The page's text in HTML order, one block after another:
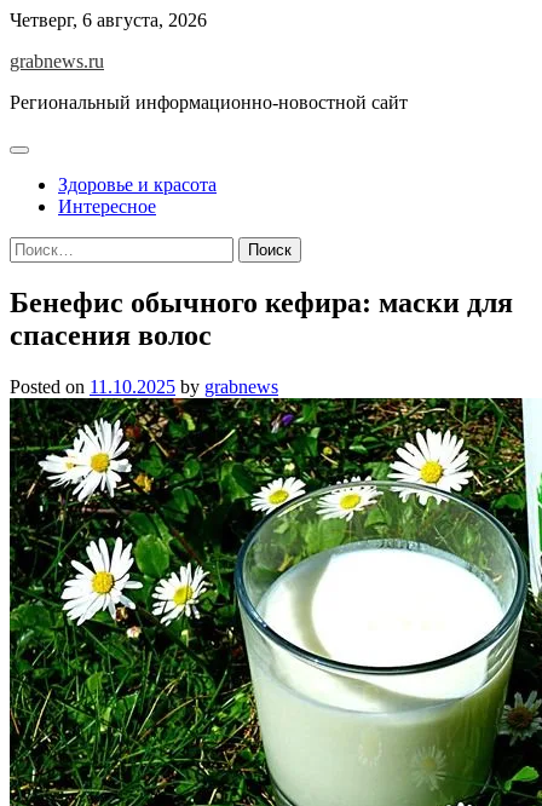
Skip
content
Четверг, 6 августа, 2026
grabnews.ru
Региональный информационно-новостной сайт
Здоровье и красота
Интересное
Найти:
Бенефис обычного кефира: маски для
спасения волос
Posted on 11.10.2025 by grabnews